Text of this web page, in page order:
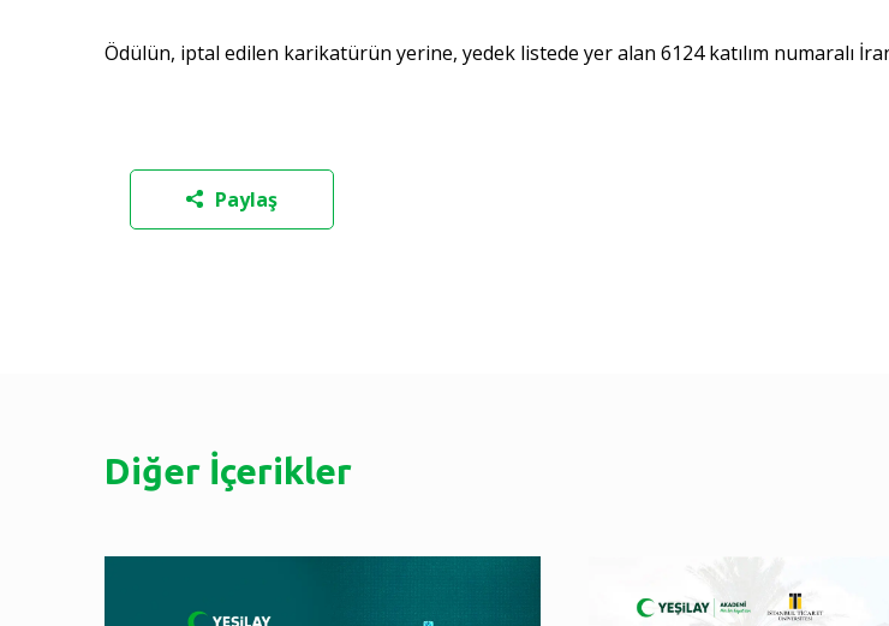
Ödülün, iptal edilen karikatürün yerine, yedek listede yer alan 6124 katılım numaralı
Paylaş
Diğer İçerikler